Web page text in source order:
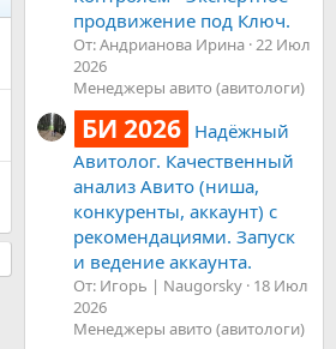
продвижение под Ключ.
От: Андрианова Ирина 22 Июл
2026
Менеджеры авито (авитологи)
БИ 2026 Надёжный
Авитолог. Качественный
анализ Авито (ниша,
конкуренты, аккаунт) с
рекомендациями. Запуск
и ведение аккаунта.
От: Игорь | Naugorsky 18 Июл
2026
Менеджеры авито (авитологи)